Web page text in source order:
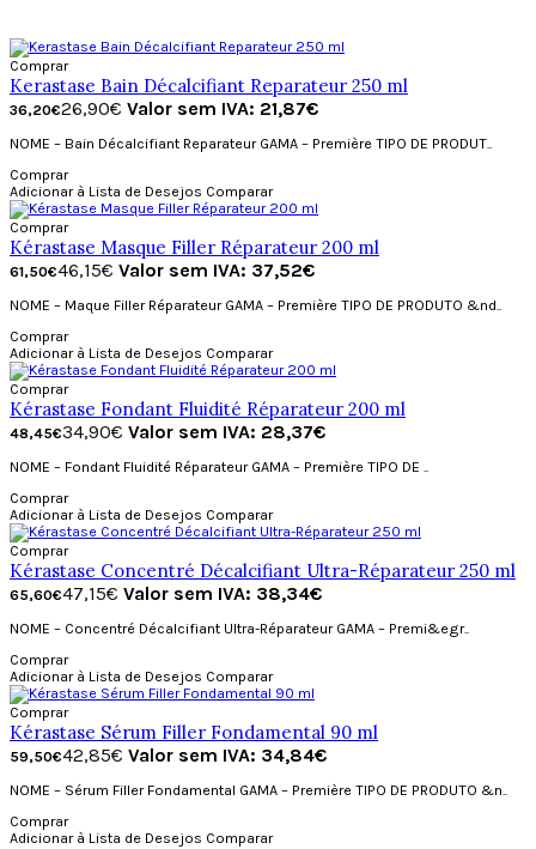
Comprar
Kerastase Bain Décalcifiant Reparateur 250 ml
36,20€26,90€ Valor sem IVA: 21,87€
NOME – Bain Décalcifiant Reparateur GAMA – Première TIPO DE PRODUT..
Comprar
Adicionar à Lista de Desejos Comparar
Comprar
Kérastase Masque Filler Réparateur 200 ml
61,50€46,15€ Valor sem IVA: 37,52€
NOME – Maque Filler Réparateur GAMA – Première TIPO DE PRODUTO &nd..
Comprar
Adicionar à Lista de Desejos Comparar
Comprar
Kérastase Fondant Fluidité Réparateur 200 ml
48,45€34,90€ Valor sem IVA: 28,37€
NOME – Fondant Fluidité Réparateur GAMA – Première TIPO DE ..
Comprar
Adicionar à Lista de Desejos Comparar
Comprar
Kérastase Concentré Décalcifiant Ultra-Réparateur 250 ml
65,60€47,15€ Valor sem IVA: 38,34€
NOME – Concentré Décalcifiant Ultra-Réparateur GAMA – Premi&egr..
Comprar
Adicionar à Lista de Desejos Comparar
Comprar
Kérastase Sérum Filler Fondamental 90 ml
59,50€42,85€ Valor sem IVA: 34,84€
NOME – Sérum Filler Fondamental GAMA – Première TIPO DE PRODUTO &n..
Comprar
Adicionar à Lista de Desejos Comparar